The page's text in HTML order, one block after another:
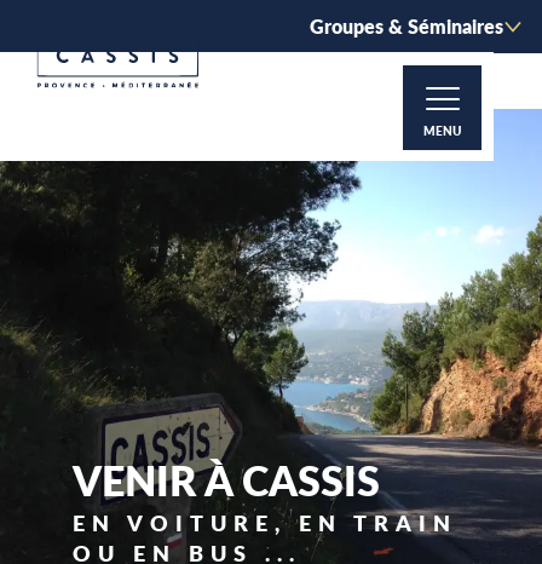
contenu
Groupes & Séminaires
MENU
VENIR À CASSIS
EN VOITURE, EN TRAIN
OU EN BUS ...